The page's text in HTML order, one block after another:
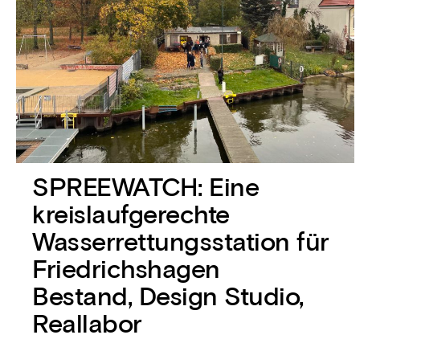
SPREEWATCH: Eine
kreislaufgerechte
Wasserrettungsstation für
Friedrichshagen
Bestand, Design Studio,
Reallabor